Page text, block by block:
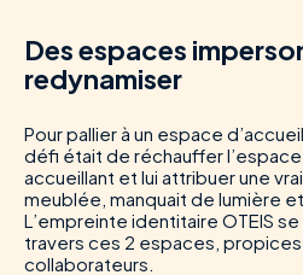
Des espaces
redynamiser
Pour pallier à un espace
défi était de réchauffer
accueillant et lui attribuer une
meublée, manquait de lumière
L’empreinte identitaire OTEIS
travers ces 2 espaces,
collaborateurs.